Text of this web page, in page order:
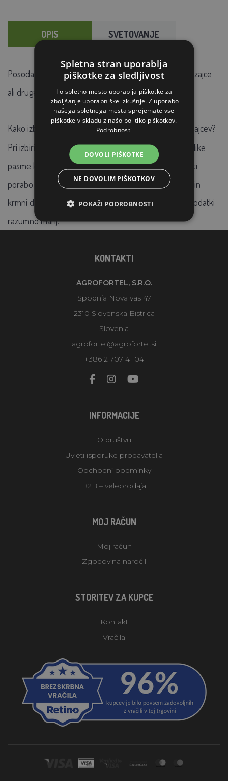
OPIS SVETOVANJE
Posoda za hranjenje iz nerjavečega jekla primerna za zajce
ali druge glodavce . Prostornina 800 ml.
Kako izbrati velikost krmilnika ali sklede za hranjenje zajcev?
Pri izbiri primernega krmilnika ali sklede za srednje velike
pasme kuncev (težke približno 5 kg) je treba izračunati
porabo 200 - 300 g popolne krmne mešanice na kos in
krmni dan. V primeru kombinacije z drugimi krmili in dodatki
razumno manj.
KONTAKTI
AGROFORTEL, S.R.O.
Spodnja Nova vas 47
2310 Slovenska Bistrica
Slovenia
agrofortel@agrofortel.si
+386 2 707 41 04
INFORMACIJE
O društvu
Uvjeti isporuke prodavatelja
Obchodní podmínky
B2B – veleprodaja
MOJ RAČUN
Moj račun
Zgodovina naročil
STORITEV ZA KUPCE
Kontakt
Vračila
Spletna stran uporablja
piškotke za sledljivost
To spletno mesto uporablja piškotke za
izboljšanje uporabniške izkušnje. Z uporabo
našega spletnega mesta sprejemate vse
piškotke v skladu z našo politiko piškotkov.
Podrobnosti
DOVOLI PIŠKOTKE
NE DOVOLIM PIŠKOTKOV
POKAŽI PODROBNOSTI